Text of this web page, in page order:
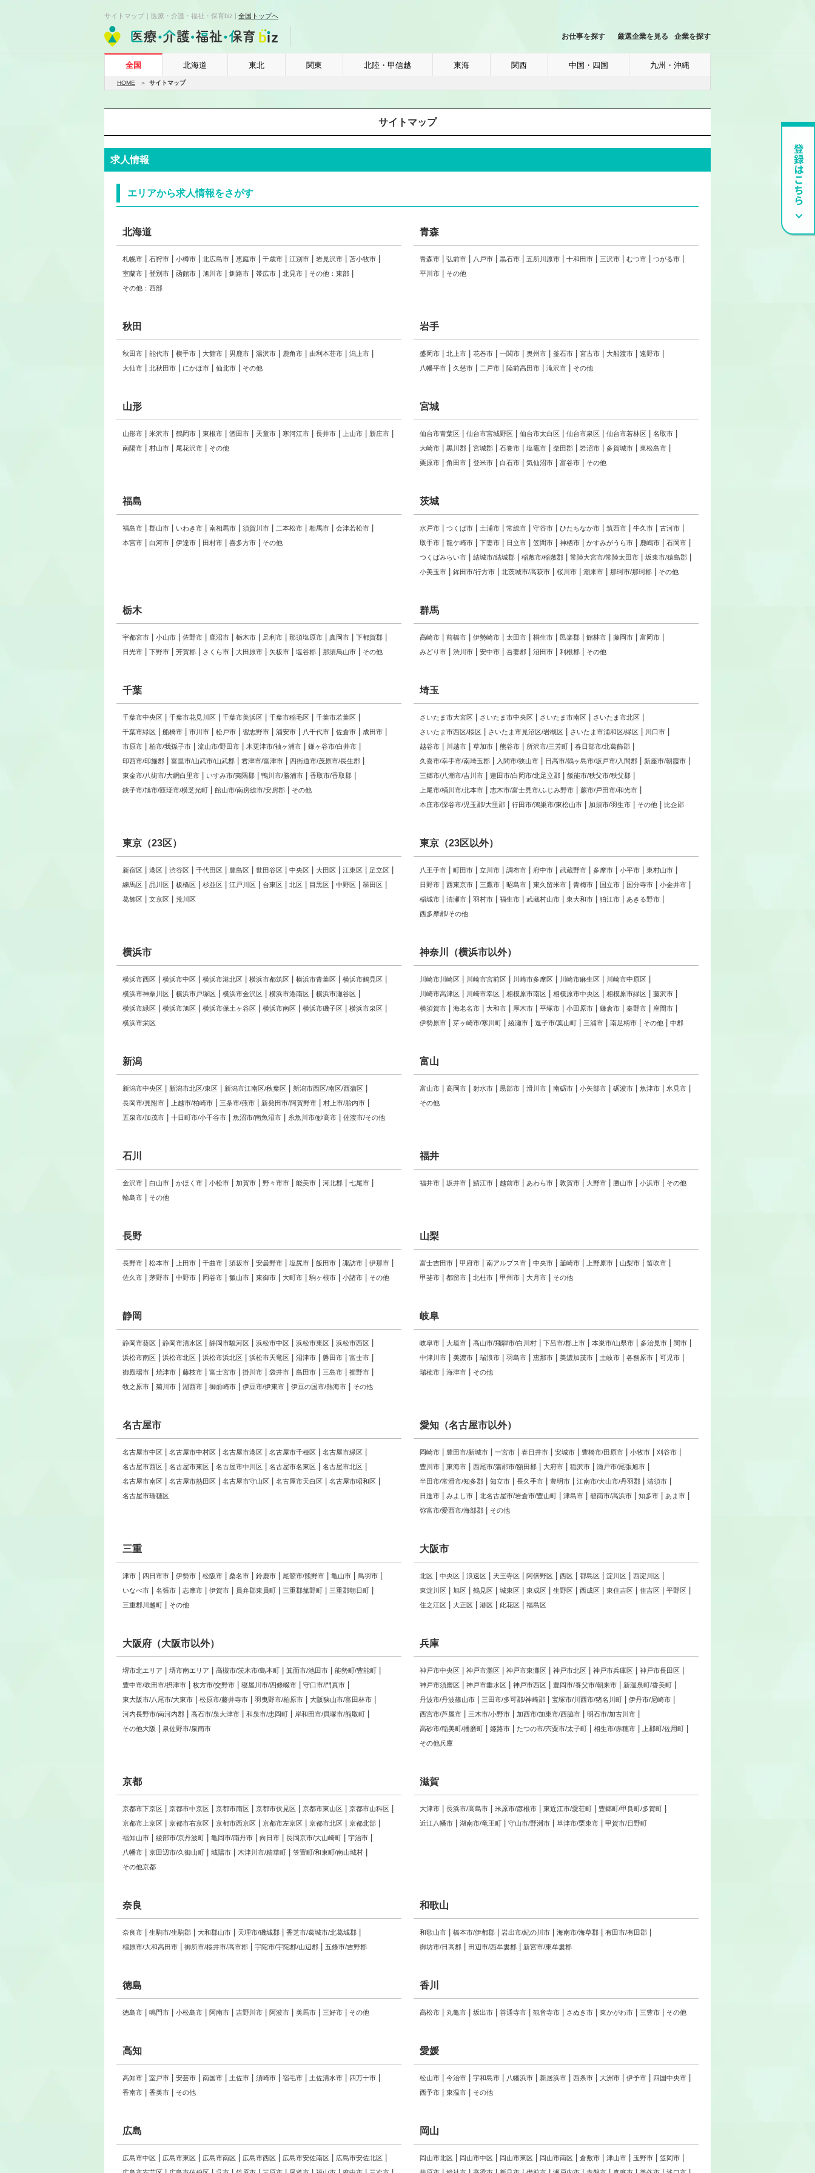
サイトマップ｜医療・介護・福祉・保育biz | 全国トップへ
お仕事を探す 厳選企業を見る 企業を探す
全国 北海道 東北 関東 北陸・甲信越 東海 関西 中国・四国 九州・沖縄
HOME サイトマップ
サイトマップ
求人情報
エリアから求人情報をさがす
北海道
札幌市 石狩市 小樽市 北広島市 恵庭市 千歳市 江別市 岩見沢市
苫小牧市
室蘭市
登別市 函館市 旭川市 釧路市 帯広市 北見市
その他：東部
その他：西部
青森
青森市 弘前市 八戸市 黒石市 五所川原市 十和田市 三沢市 むつ市
つがる市
平川市
その他
秋田
秋田市 能代市 横手市 大館市 男鹿市 湯沢市 鹿角市 由利本荘市
潟上市
大仙市
北秋田市 にかほ市 仙北市 その他
岩手
盛岡市 北上市 花巻市 一関市 奥州市 釜石市 宮古市 大船渡市
遠野市
八幡平市
久慈市 二戸市 陸前高田市 滝沢市 その他
山形
山形市 米沢市 鶴岡市 東根市 酒田市 天童市 寒河江市 長井市 上山市
新庄市
南陽市
村山市 尾花沢市 その他
宮城
仙台市青葉区 仙台市宮城野区 仙台市太白区 仙台市泉区 仙台市若林区
名取市
大崎市
黒川郡 宮城郡 石巻市 塩竈市 柴田郡 岩沼市 多賀城市
東松島市
栗原市
角田市 登米市 白石市 気仙沼市 富谷市 その他
福島
福島市 郡山市 いわき市 南相馬市 須賀川市 二本松市 相馬市
会津若松市
本宮市
白河市 伊達市 田村市 喜多方市 その他
茨城
水戸市 つくば市 土浦市 常総市 守谷市 ひたちなか市 筑西市 牛久市
古河市
取手市
龍ケ崎市 下妻市 日立市 笠間市 神栖市 かすみがうら市 鹿嶋市
石岡市
つくばみらい市
結城市/結城郡 稲敷市/稲敷郡 常陸大宮市/常陸太田市
坂東市/猿島郡
小美玉市
鉾田市/行方市 北茨城市/高萩市 桜川市 潮来市 那珂市/那珂郡 その他
栃木
宇都宮市 小山市 佐野市 鹿沼市 栃木市 足利市 那須塩原市 真岡市
下都賀郡
日光市
下野市 芳賀郡 さくら市 大田原市 矢板市 塩谷郡 那須烏山市 その他
群馬
高崎市 前橋市 伊勢崎市 太田市 桐生市 邑楽郡 館林市 藤岡市
富岡市
みどり市
渋川市 安中市 吾妻郡 沼田市 利根郡 その他
千葉
千葉市中央区 千葉市花見川区 千葉市美浜区 千葉市稲毛区
千葉市若葉区
千葉市緑区
船橋市 市川市 松戸市 習志野市 浦安市 八千代市 佐倉市
成田市
市原市
柏市/我孫子市 流山市/野田市 木更津市/袖ヶ浦市
鎌ヶ谷市/白井市
印西市/印旛郡
富里市/山武市/山武郡 君津市/富津市
四街道市/茂原市/長生郡
東金市/八街市/大網白里市
いすみ市/夷隅郡 鴨川市/勝浦市
香取市/香取郡
銚子市/旭市/匝瑳市/横芝光町
館山市/南房総市/安房郡 その他
埼玉
さいたま市大宮区 さいたま市中央区 さいたま市南区
さいたま市北区
さいたま市西区/桜区
さいたま市見沼区/岩槻区 さいたま市浦和区/緑区
川口市
越谷市
川越市 草加市 熊谷市 所沢市/三芳町
春日部市/北葛飾郡
久喜市/幸手市/南埼玉郡
入間市/狭山市 日高市/鶴ヶ島市/坂戸市/入間郡
新座市/朝霞市
三郷市/八潮市/吉川市
蓮田市/白岡市/北足立郡
飯能市/秩父市/秩父郡
上尾市/桶川市/北本市
志木市/富士見市/ふじみ野市
蕨市/戸田市/和光市
本庄市/深谷市/児玉郡/大里郡
行田市/鴻巣市/東松山市 加須市/羽生市 その他 比企郡
東京（23区）
新宿区 港区 渋谷区 千代田区 豊島区 世田谷区 中央区 大田区 江東区
足立区
練馬区
品川区 板橋区 杉並区 江戸川区 台東区 北区 目黒区 中野区
墨田区
葛飾区
文京区 荒川区
東京（23区以外）
八王子市 町田市 立川市 調布市 府中市 武蔵野市 多摩市 小平市
東村山市
日野市
西東京市 三鷹市 昭島市 東久留米市 青梅市 国立市 国分寺市
小金井市
稲城市
清瀬市 羽村市 福生市 武蔵村山市 東大和市 狛江市
あきる野市
西多摩郡/その他
横浜市
横浜市西区 横浜市中区 横浜市港北区 横浜市都筑区 横浜市青葉区
横浜市鶴見区
横浜市神奈川区
横浜市戸塚区 横浜市金沢区 横浜市港南区
横浜市瀬谷区
横浜市緑区
横浜市旭区 横浜市保土ヶ谷区 横浜市南区 横浜市磯子区
横浜市泉区
横浜市栄区
神奈川（横浜市以外）
川崎市川崎区 川崎市宮前区 川崎市多摩区 川崎市麻生区
川崎市中原区
川崎市高津区
川崎市幸区 相模原市南区 相模原市中央区 相模原市緑区
藤沢市
横須賀市
海老名市 大和市 厚木市 平塚市 小田原市 鎌倉市 秦野市
座間市
伊勢原市
芽ヶ崎市/寒川町 綾瀬市 逗子市/葉山町 三浦市 南足柄市 その他 中郡
新潟
新潟市中央区 新潟市北区/東区 新潟市江南区/秋葉区
新潟市西区/南区/西蒲区
長岡市/見附市
上越市/柏崎市 三条市/燕市 新発田市/阿賀野市
村上市/胎内市
五泉市/加茂市
十日町市/小千谷市 魚沼市/南魚沼市 糸魚川市/妙高市 佐渡市/その他
富山
富山市 高岡市 射水市 黒部市 滑川市 南砺市 小矢部市 砺波市 魚津市
氷見市
その他
石川
金沢市 白山市 かほく市 小松市 加賀市 野々市市 能美市 河北郡
七尾市
輪島市
その他
福井
福井市 坂井市 鯖江市 越前市 あわら市 敦賀市 大野市 勝山市 小浜市 その他
長野
長野市 松本市 上田市 千曲市 須坂市 安曇野市 塩尻市 飯田市 諏訪市
伊那市
佐久市
茅野市 中野市 岡谷市 飯山市 東御市 大町市 駒ヶ根市 小諸市 その他
山梨
富士吉田市 甲府市 南アルプス市 中央市 韮崎市 上野原市 山梨市
笛吹市
甲斐市
都留市 北杜市 甲州市 大月市 その他
静岡
静岡市葵区 静岡市清水区 静岡市駿河区 浜松市中区 浜松市東区
浜松市西区
浜松市南区
浜松市北区 浜松市浜北区 浜松市天竜区 沼津市 磐田市
富士市
御殿場市
焼津市 藤枝市 富士宮市 掛川市 袋井市 島田市 三島市
裾野市
牧之原市
菊川市 湖西市 御前崎市 伊豆市/伊東市 伊豆の国市/熱海市 その他
岐阜
岐阜市 大垣市 高山市/飛騨市/白川村 下呂市/郡上市 本巣市/山県市 多治見市
関市
中津川市
美濃市 瑞浪市 羽島市 恵那市 美濃加茂市 土岐市 各務原市
可児市
瑞穂市
海津市 その他
名古屋市
名古屋市中区 名古屋市中村区 名古屋市港区 名古屋市千種区
名古屋市緑区
名古屋市西区
名古屋市東区 名古屋市中川区 名古屋市名東区
名古屋市北区
名古屋市南区
名古屋市熱田区 名古屋市守山区 名古屋市天白区
名古屋市昭和区
名古屋市瑞穂区
愛知（名古屋市以外）
岡崎市 豊田市/新城市 一宮市 春日井市 安城市 豊橋市/田原市 小牧市
刈谷市
豊川市
東海市 西尾市/蒲郡市/額田郡 大府市 稲沢市
瀬戸市/尾張旭市
半田市/常滑市/知多郡
知立市 長久手市 豊明市 江南市/犬山市/丹羽郡
清須市
日進市
みよし市 北名古屋市/岩倉市/豊山町 津島市 碧南市/高浜市 知多市
あま市
弥富市/愛西市/海部郡
その他
三重
津市 四日市市 伊勢市 松阪市 桑名市 鈴鹿市 尾鷲市/熊野市 亀山市
鳥羽市
いなべ市
名張市 志摩市 伊賀市 員弁郡東員町 三重郡菰野町
三重郡朝日町
三重郡川越町
その他
大阪市
北区 中央区 浪速区 天王寺区 阿倍野区 西区 都島区 淀川区
西淀川区
東淀川区
旭区 鶴見区 城東区 東成区 生野区 西成区 東住吉区 住吉区
平野区
住之江区
大正区 港区 此花区 福島区
大阪府（大阪市以外）
堺市北エリア 堺市南エリア 高槻市/茨木市/島本町 箕面市/池田市
能勢町/豊能町
豊中市/吹田市/摂津市
枚方市/交野市 寝屋川市/四條畷市
守口市/門真市
東大阪市/八尾市/大東市
松原市/藤井寺市 羽曳野市/柏原市
大阪狭山市/富田林市
河内長野市/南河内郡
高石市/泉大津市 和泉市/忠岡町
岸和田市/貝塚市/熊取町
その他大阪
泉佐野市/泉南市
兵庫
神戸市中央区 神戸市灘区 神戸市東灘区 神戸市北区 神戸市兵庫区
神戸市長田区
神戸市須磨区
神戸市垂水区 神戸市西区 豊岡市/養父市/朝来市
新温泉町/香美町
丹波市/丹波篠山市
三田市/多可郡/神崎郡 宝塚市/川西市/猪名川町
伊丹市/尼崎市
西宮市/芦屋市
三木市/小野市 加西市/加東市/西脇市
明石市/加古川市
高砂市/稲美町/播磨町
姫路市 たつの市/宍粟市/太子町 相生市/赤穂市
上郡町/佐用町
その他兵庫
京都
京都市下京区 京都市中京区 京都市南区 京都市伏見区 京都市東山区
京都市山科区
京都市上京区
京都市右京区 京都市西京区 京都市左京区 京都市北区
京都北部
福知山市
綾部市/京丹波町 亀岡市/南丹市 向日市 長岡京市/大山崎町
宇治市
八幡市
京田辺市/久御山町 城陽市 木津川市/精華町
笠置町/和束町/南山城村
その他京都
滋賀
大津市 長浜市/高島市 米原市/彦根市 東近江市/愛荘町
豊郷町/甲良町/多賀町
近江八幡市
湖南市/竜王町 守山市/野洲市 草津市/栗東市 甲賀市/日野町
奈良
奈良市 生駒市/生駒郡 大和郡山市 天理市/磯城郡
香芝市/葛城市/北葛城郡
橿原市/大和高田市
御所市/桜井市/高市郡 宇陀市/宇陀郡/山辺郡 五條市/吉野郡
和歌山
和歌山市 橋本市/伊都郡 岩出市/紀の川市 海南市/海草郡
有田市/有田郡
御坊市/日高郡
田辺市/西牟婁郡 新宮市/東牟婁郡
徳島
徳島市 鳴門市 小松島市 阿南市 吉野川市 阿波市 美馬市 三好市 その他
香川
高松市 丸亀市 坂出市 善通寺市 観音寺市 さぬき市 東かがわ市 三豊市 その他
高知
高知市 室戸市 安芸市 南国市 土佐市 須崎市 宿毛市 土佐清水市
四万十市
香南市
香美市 その他
愛媛
松山市 今治市 宇和島市 八幡浜市 新居浜市 西条市 大洲市 伊予市
四国中央市
西予市
東温市 その他
広島
広島市中区 広島市東区 広島市南区 広島市西区 広島市安佐南区
広島市安佐北区
岡山
岡山市北区 岡山市中区 岡山市東区 岡山市南区 倉敷市 津山市 玉野市
笠岡市